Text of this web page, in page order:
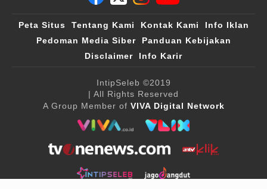
Peta Situs Tentang Kami Kontak Kami
Info Iklan
Pedoman Media Siber
Panduan Kebijakan
Disclaimer
Info Karir
IntipSeleb ©2019
| All Rights Reserved
A Group Member of VIVA Digital Network